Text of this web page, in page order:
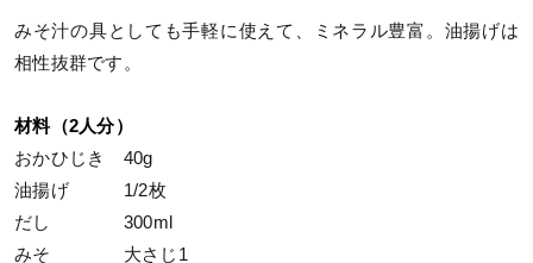
みそ汁の具としても手軽に使えて、ミネラル豊富。油揚げは
相性抜群です。
材料（2人分）
おかひじき 40g
油揚げ 1/2枚
だし 300ml
みそ 大さじ1